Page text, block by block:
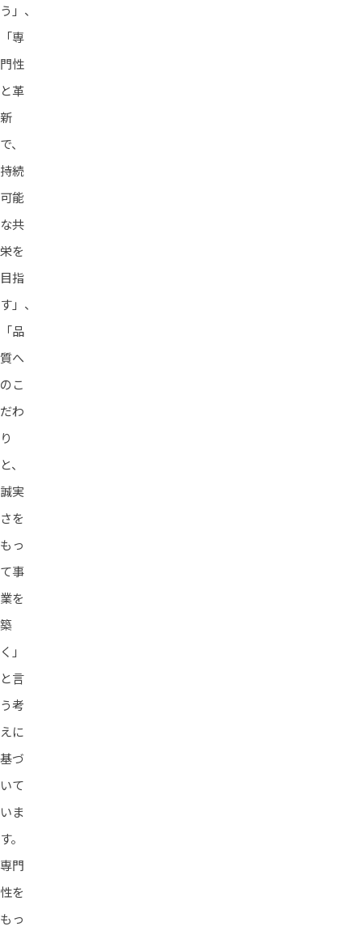
う」、
「専
門性
と革
新
で、
持続
可能
な共
栄を
目指
す」、
「品
質へ
のこ
だわ
り
と、
誠実
さを
もっ
て事
業を
築
く」
と言
う考
えに
基づ
いて
いま
す。
専門
性を
もっ